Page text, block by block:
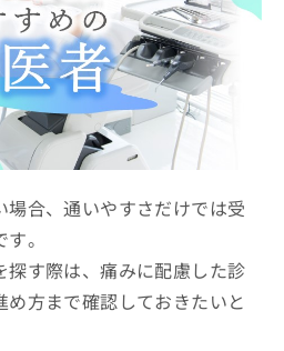
合、通いやすさだけでは受
。
す際は、痛みに配慮した診
方まで確認しておきたいと